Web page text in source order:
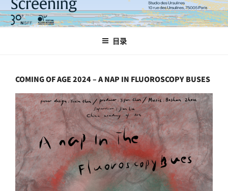
至
内
目录
COMING OF AGE 2024 – A NAP IN FLUOROSCOPY BUSES